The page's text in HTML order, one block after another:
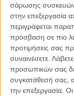
σάρωσης συσκευών.
στην επεξεργασία
περιγράφεται
πρόσβαση σε πιο
προτιμήσεις σας
συναινέσετε.
προσωπικών σας
συγκατάθεσή σας,
την επεξεργασία.
ΝΕΑ /24 ΣΕΠ 2016/
Η Κάρι
«Wildlife» στο
ΝΕΑ 23 ΜΑΙ 2018